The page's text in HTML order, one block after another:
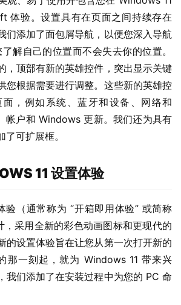
体验。设置具有在页面之间持续存在
们添加了面包屑导航，以便您深入导航
解自己的位置而不会失去你的位置。
，顶部有新的英雄控件，突出显示关键
您根据需要进行调整。这些新的英雄控
，例如系统、蓝牙和设备、网络和
帐户和 Windows 更新。我们还为具有
可扩展框。
11 设置体验
验（通常称为 “开箱即用体验” 或简称
，采用全新的彩色动画图标和更现代的
的设置体验旨在让您从第一次打开新的
那一刻起，就为 Windows 11 带来兴
我们添加了在安装过程中为您的 PC 命